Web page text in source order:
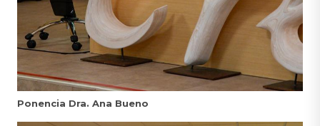
Ponencia Dra. Ana Bueno